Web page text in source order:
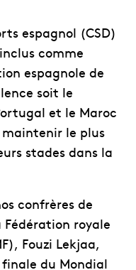
espagnol (CSD)
comme
espagnole de
soit le
et le Maroc
le plus
stades dans la
confrères de
royale
Fouzi Lekjaa,
du Mondial